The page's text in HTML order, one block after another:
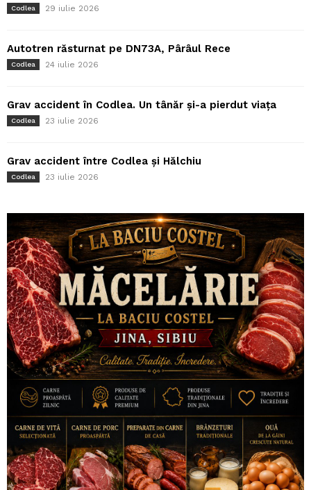
Codlea 29 iulie 2026
Autotren răsturnat pe DN73A, Pârâul Rece
Codlea 24 iulie 2026
Grav accident în Codlea. Un tânăr și-a pierdut viața
Codlea 23 iulie 2026
Grav accident între Codlea și Hălchiu
Codlea 23 iulie 2026